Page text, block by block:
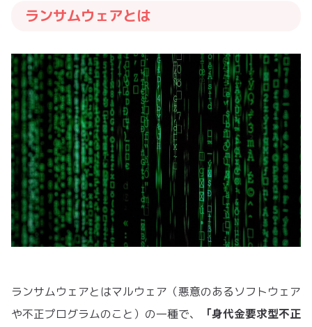
ランサムウェアとは
ランサムウェアとはマルウェア（悪意のあるソフトウェア
や不正プログラムのこと）の一種で、
「身代金要求型不正